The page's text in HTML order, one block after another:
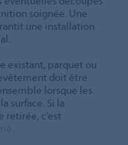
soignée. Une
une installation
existant, parquet ou
doit être
lorsque les
surface. Si la
c’est
.